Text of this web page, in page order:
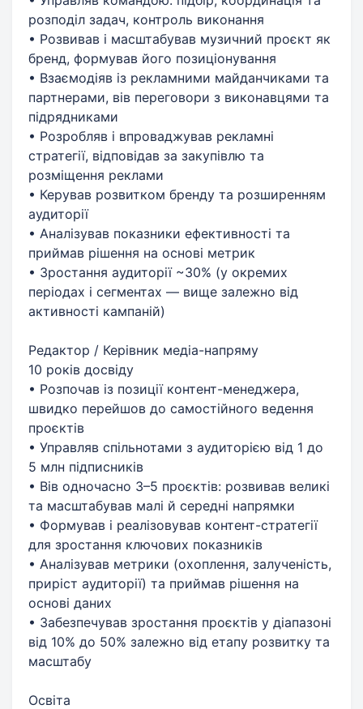
розподіл задач, контроль виконання
• Розвивав і масштабував музичний проєкт як
бренд, формував його позиціонування
• Взаємодіяв із рекламними майданчиками та
партнерами, вів переговори з виконавцями та
підрядниками
• Розробляв і впроваджував рекламні
стратегії, відповідав за закупівлю та
розміщення реклами
• Керував розвитком бренду та розширенням
аудиторії
• Аналізував показники ефективності та
приймав рішення на основі метрик
• Зростання аудиторії ~30% (у окремих
періодах і сегментах — вище залежно від
активності кампаній)
Редактор / Керівник медіа-напряму
10 років досвіду
• Розпочав із позиції контент-менеджера,
швидко перейшов до самостійного ведення
проєктів
• Управляв спільнотами з аудиторією від 1 до
5 млн підписників
• Вів одночасно 3–5 проєктів: розвивав великі
та масштабував малі й середні напрямки
• Формував і реалізовував контент-стратегії
для зростання ключових показників
• Аналізував метрики (охоплення, залученість,
приріст аудиторії) та приймав рішення на
основі даних
• Забезпечував зростання проєктів у діапазоні
від 10% до 50% залежно від етапу розвитку та
масштабу
Освіта